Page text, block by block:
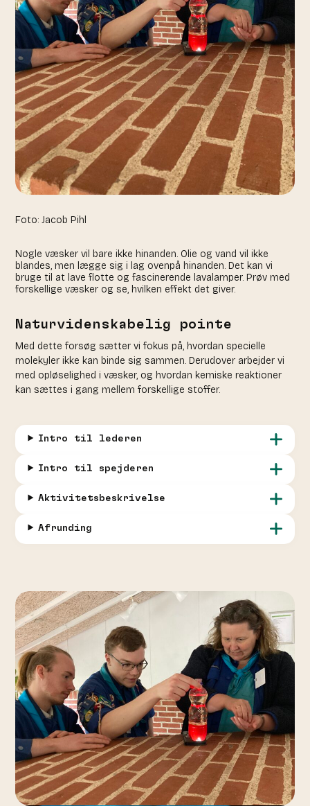
Foto: Jacob Pihl
Nogle væsker vil bare ikke hinanden. Olie og vand vil ikke
blandes, men lægge sig i lag ovenpå hinanden. Det kan vi
bruge til at lave flotte og fascinerende lavalamper. Prøv med
forskellige væsker og se, hvilken effekt det giver.
Naturvidenskabelig pointe
Med dette forsøg sætter vi fokus på, hvordan specielle
molekyler ikke kan binde sig sammen. Derudover arbejder vi
med opløselighed i væsker, og hvordan kemiske reaktioner
kan sættes i gang mellem forskellige stoffer.
Intro til lederen
Intro til spejderen
Aktivitetsbeskrivelse
Afrunding